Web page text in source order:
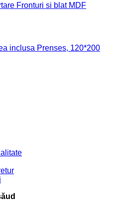
Fronturi si blat MDF
inclusa Prenses, 120*200